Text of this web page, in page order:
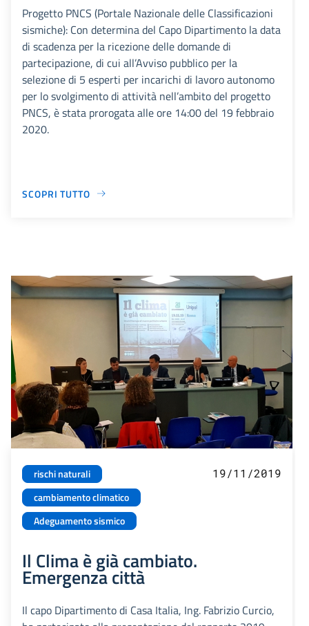
Progetto PNCS (Portale Nazionale delle Classificazioni
sismiche): Con determina del Capo Dipartimento la data
di scadenza per la ricezione delle domande di
partecipazione, di cui all’Avviso pubblico per la
selezione di 5 esperti per incarichi di lavoro autonomo
per lo svolgimento di attività nell’ambito del progetto
PNCS, è stata prorogata alle ore 14:00 del 19 febbraio
2020.
SCOPRI TUTTO
rischi naturali
cambiamento climatico
Adeguamento sismico
19/11/2019
Il Clima è già cambiato.
Emergenza città
Il capo Dipartimento di Casa Italia, Ing. Fabrizio Curcio,